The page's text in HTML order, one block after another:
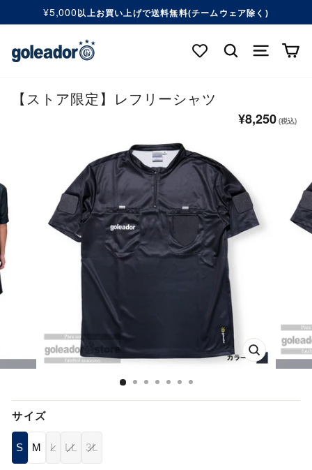
ス
ョ
一
時
停
止
す
る
¥5,000 以上お買い上げで送料無料(チームウェア除く)
検索するナビゲ
【ストア限定】レフリーシャツ
¥8,250
閉
サイズ
S M L LL 3L